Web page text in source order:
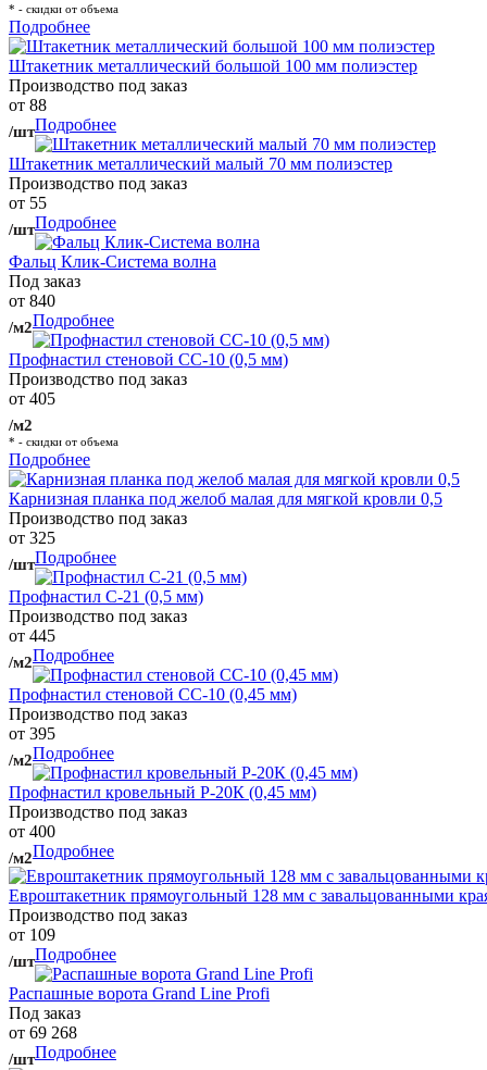
* - скидки от объема
Подробнее
Штакетник металлический большой 100 мм полиэстер
Производство под заказ
от 88
/штПодробнее
Штакетник металлический малый 70 мм полиэстер
Производство под заказ
от 55
/штПодробнее
Фальц Клик-Система волна
Под заказ
от 840
/м2Подробнее
Профнастил стеновой СС-10 (0,5 мм)
Производство под заказ
от 405
/м2
* - скидки от объема
Подробнее
Карнизная планка под желоб малая для мягкой кровли 0,5
Производство под заказ
от 325
/штПодробнее
Профнастил С-21 (0,5 мм)
Производство под заказ
от 445
/м2Подробнее
Профнастил стеновой СС-10 (0,45 мм)
Производство под заказ
от 395
/м2Подробнее
Профнастил кровельный Р-20К (0,45 мм)
Производство под заказ
от 400
/м2Подробнее
Евроштакетник прямоугольный 128 мм с завальцованными
Производство под заказ
от 109
/штПодробнее
Распашные ворота Grand Line Profi
Под заказ
от 69 268
/штПодробнее